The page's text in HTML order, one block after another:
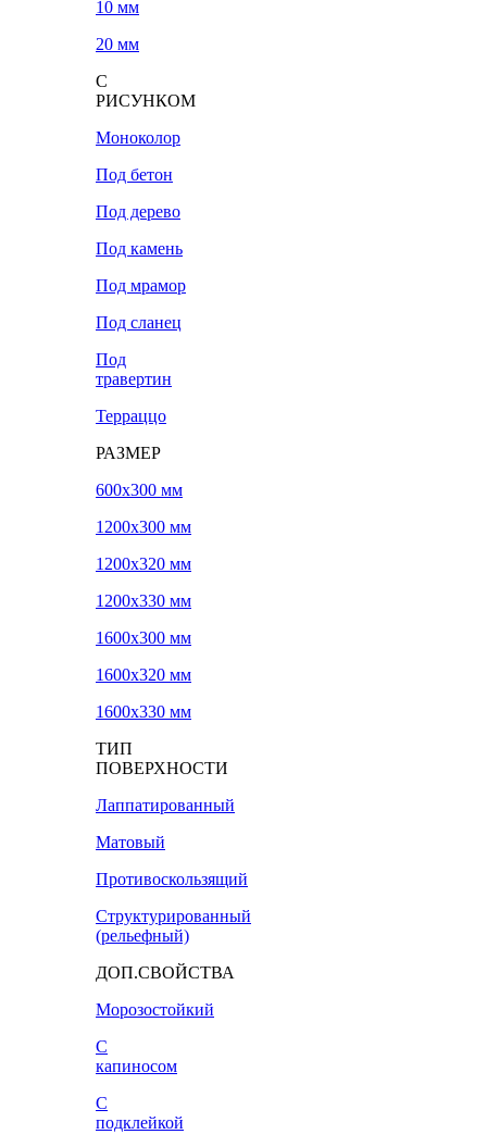
10 мм
20 мм
С
РИСУНКОМ
Моноколор
Под бетон
Под дерево
Под камень
Под мрамор
Под сланец
Под
травертин
Терраццо
РАЗМЕР
600х300 мм
1200х300 мм
1200х320 мм
1200х330 мм
1600х300 мм
1600х320 мм
1600х330 мм
ТИП
ПОВЕРХНОСТИ
Лаппатированный
Матовый
Противоскользящий
Структурированный
(рельефный)
ДОП.СВОЙСТВА
Морозостойкий
С
капиносом
С
подклейкой